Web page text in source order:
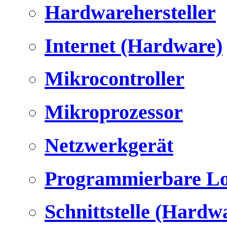
Hardwarehersteller
Internet (Hardware)
Mikrocontroller
Mikroprozessor
Netzwerkgerät
Programmierbare
Schnittstelle